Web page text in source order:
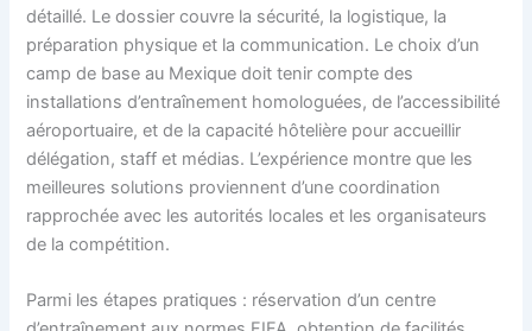
détaillé. Le dossier couvre la sécurité, la logistique, la
préparation physique et la communication. Le choix d’un
camp de base au Mexique doit tenir compte des
installations d’entraînement homologuées, de l’accessibilité
aéroportuaire, et de la capacité hôtelière pour accueillir
délégation, staff et médias. L’expérience montre que les
meilleures solutions proviennent d’une coordination
rapprochée avec les autorités locales et les organisateurs
de la compétition.
Parmi les étapes pratiques : réservation d’un centre